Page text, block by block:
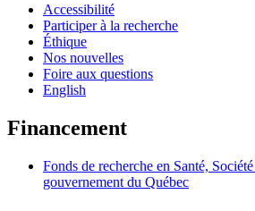
Accessibilité
Participer à la recherche
Éthique
Nos nouvelles
Foire aux questions
English
Financement
Fonds de recherche en Santé,
gouvernement du Québec